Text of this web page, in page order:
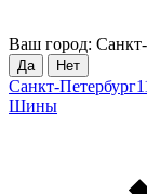
Ваш город:
Да Нет
Санкт-Петербург
Шины